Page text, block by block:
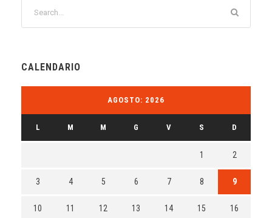
CALENDARIO
AGOSTO: 2026
L M M G V S D
1 2
3 4 5 6 7 8 9
10 11 12 13 14 15 16